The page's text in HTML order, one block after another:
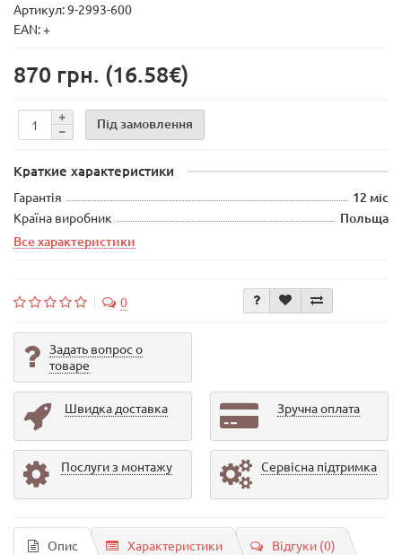
Артикул: 9-2993-600
EAN: +
870 грн. (16.58€)
Під замовлення
Краткие характеристики
Гарантія 12 міс
Країна виробник
Польща
Все характеристики
0
Задать вопрос о
товаре
Швидка доставка Зручна оплата
Послуги з монтажу Сервісна підтримка
Опис Характеристики Відгуки (0)